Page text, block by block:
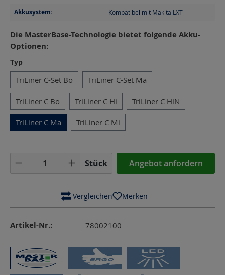
Akkusystem: Kompatibel mit Makita LXT
Die MasterBase-Technologie bietet folgende Akku-
Optionen:
Typ
TriLiner C-Set Bo TriLiner C-Set Ma
TriLiner C Bo TriLiner C Hi TriLiner C HiN
TriLiner C Ma TriLiner C Mi
Produkt Anzahl: Gib den gewünschten
Stück Angebot anfordern
Vergleichen Merken
Artikel-Nr.: 78002100